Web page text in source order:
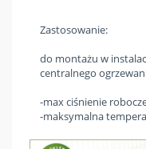
Zastosowanie:
do montażu w
centralnego
-max ciśnienie
-maksymalna